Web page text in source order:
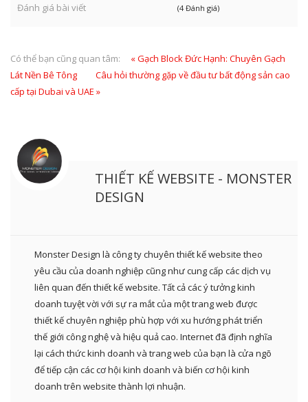
Đánh giá bài viết (4 Đánh giá)
Có thể bạn cũng quan tâm:
« Gạch Block Đức Hạnh: Chuyên Gạch
Lát Nền Bê Tông
Câu hỏi thường gặp về đầu tư bất động sản cao
cấp tại Dubai và UAE »
THIẾT KẾ WEBSITE - MONSTER
DESIGN
Monster Design là công ty chuyên thiết kế website theo
yêu cầu của doanh nghiệp cũng như cung cấp các dịch vụ
liên quan đến thiết kế website. Tất cả các ý tưởng kinh
doanh tuyệt vời với sự ra mắt của một trang web được
thiết kế chuyên nghiệp phù hợp với xu hướng phát triển
thế giới công nghệ và hiệu quả cao. Internet đã định nghĩa
lại cách thức kinh doanh và trang web của bạn là cửa ngõ
để tiếp cận các cơ hội kinh doanh và biến cơ hội kinh
doanh trên website thành lợi nhuận.